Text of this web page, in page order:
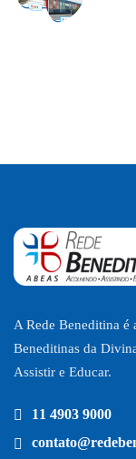
A Rede Beneditina é
Beneditinas da
Assistir e Educar.
11 4903 9000